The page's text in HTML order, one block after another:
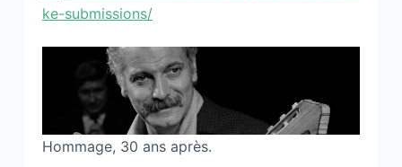
ke-submissions/
Hommage, 30 ans après.